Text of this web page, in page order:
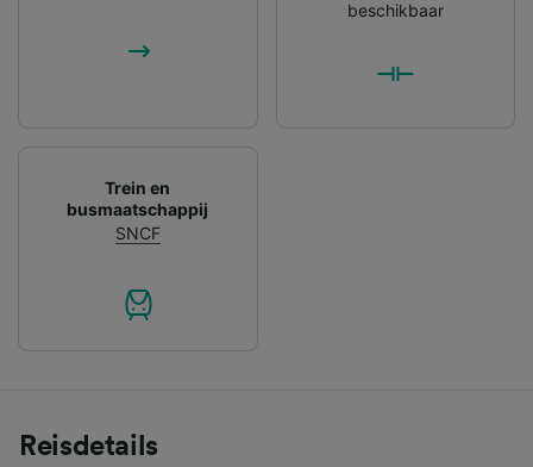
beschikbaar
Trein en
busmaatschappij
SNCF
Reisdetails